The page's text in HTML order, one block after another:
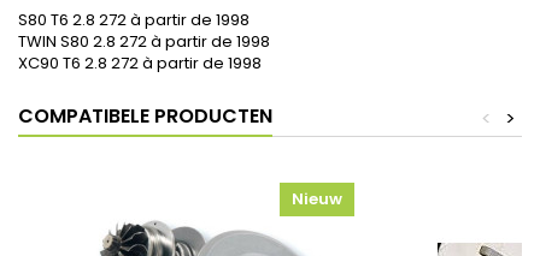
S80 T6 2.8 272 à partir de 1998
TWIN S80 2.8 272 à partir de 1998
XC90 T6 2.8 272 à partir de 1998
COMPATIBELE PRODUCTEN >
<
Nieuw